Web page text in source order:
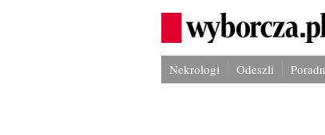
Nekrologi Odeszli